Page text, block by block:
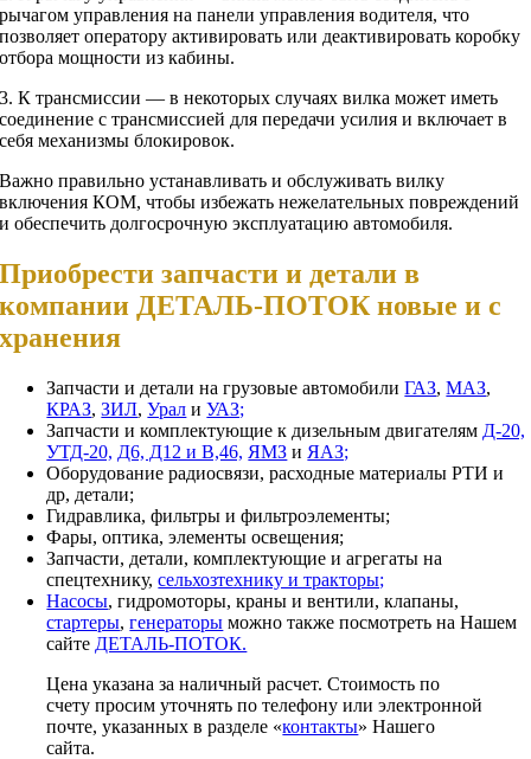
рычагом управления на панели управления водителя, что
позволяет оператору активировать или деактивировать коробку
отбора мощности из кабины.
3. К трансмиссии — в некоторых случаях вилка может иметь
соединение с трансмиссией для передачи усилия и включает в
себя механизмы блокировок.
Важно правильно устанавливать и обслуживать вилку
включения КОМ, чтобы избежать нежелательных повреждений
и обеспечить долгосрочную эксплуатацию автомобиля.
Приобрести запчасти и детали в
компании ДЕТАЛЬ-ПОТОК новые и с
хранения
Запчасти и детали на грузовые автомобилиГАЗ,МАЗ,
КРАЗ,ЗИЛ,Урал иУАЗ;
Запчасти и комплектующие к дизельным двигателям Д-20,
УТД-20, Д6, Д12 и В,46, ЯМЗ и ЯАЗ;
Оборудование радиосвязи, расходные материалы РТИ и
др, детали;
Гидравлика, фильтры и фильтроэлементы;
Фары, оптика, элементы освещения;
Запчасти, детали, комплектующие и агрегаты на
спецтехнику,сельхозтехнику и тракторы;
Насосы, гидромоторы, краны и вентили, клапаны,
стартеры,генераторы можно также посмотреть на Нашем
сайте ДЕТАЛЬ-ПОТОК.
Цена указана за наличный расчет. Стоимость по
счету просим уточнять по телефону или электронной
почте, указанных в разделе «контакты» Нашего
сайта.